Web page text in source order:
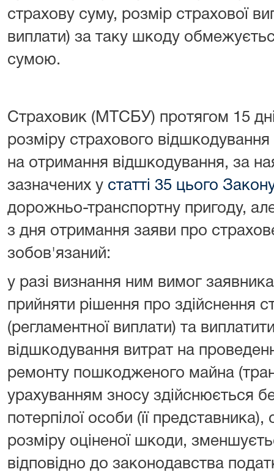
страхову суму, розмір страхової
виплати) за таку шкоду
сумою.
Страховик (МТСБУ) протягом 15
розміру страхового
на отримання відшкодування, за
зазначених у статті 35 цього Закону
дорожньо-транспортну пригоду,
з дня отримання заяви про
зобов'язаний:
у разі визнання ним вимог
прийняти рішення про здійснення
(регламентної виплати) та
відшкодування витрат на
ремонту пошкодженого майна
урахуванням зносу здійснюється
потерпілої особи (її
розміру оціненої шкоди,
відповідно до законодавства